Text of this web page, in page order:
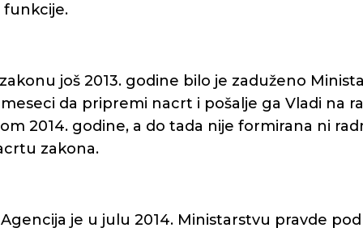
funkcije.
još 2013. godine bilo je zaduženo
da pripremi nacrt i pošalje ga Vladi na
2014. godine, a do tada nije formirana ni
zakona.
je u julu 2014. Ministarstvu pravde